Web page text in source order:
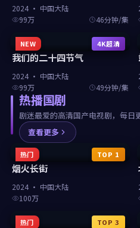
2024 · 中国大陆
99万
46分钟/集
NEW 4K超清
我们的二十四节气
2024 · 中国大陆
99万
49分钟/集
热播国剧
剧迷最爱的高清国产电视剧，每日
查看更多
热门 TOP 1
烟火长街
2024 · 中国大陆
100万
热门 TOP3